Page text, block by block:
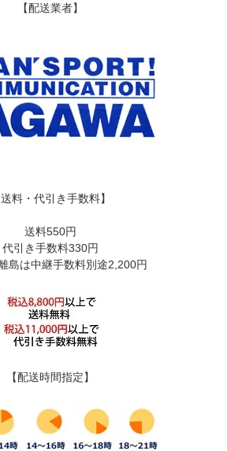
【配送業者】
送料・代引き手数料】
送料550円
代引き手数料330円
島は中継手数料別途2,200円
【配送時間指定】